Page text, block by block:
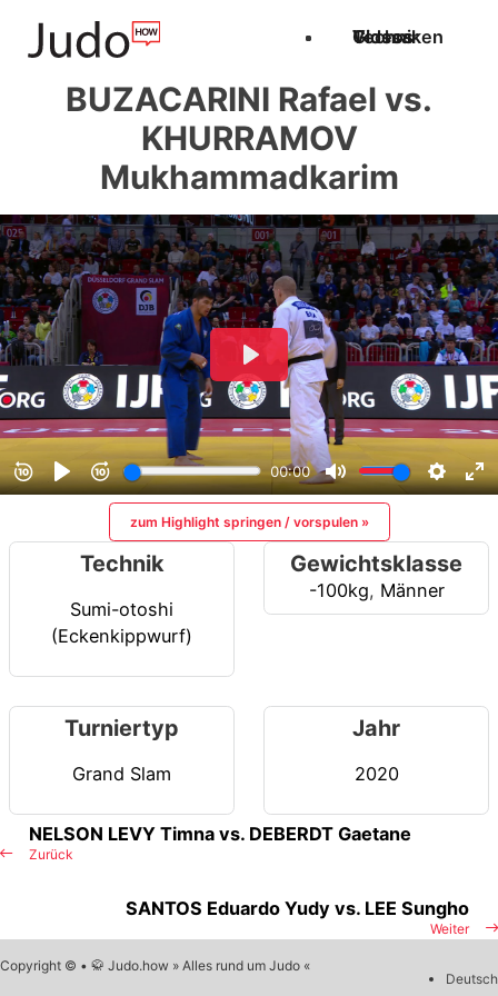
Techniken
Videos
Glossar
BUZACARINI Rafael vs.
KHURRAMOV
Mukhammadkarim
zum Highlight springen / vorspulen »
Technik
Sumi-otoshi
(Eckenkippwurf)
Gewichtsklasse
-100kg, Männer
Turniertyp
Grand Slam
Jahr
2020
Zurück
NELSON LEVY Timna vs. DEBERDT Gaetane
Weiter
SANTOS Eduardo Yudy vs. LEE Sungho
Copyright © • 🥋 Judo.how » Alles rund um Judo «
Deutsch